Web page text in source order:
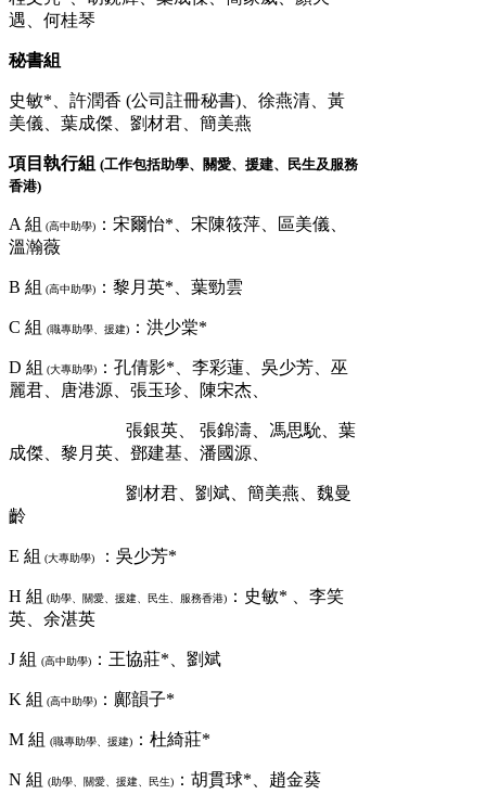
遇、何桂琴
秘書組
史敏*、許潤香 (公司註冊秘書)、徐燕清、黃
美儀、葉成傑、劉材君、簡美燕
項目執行組 (工作包括助學、關愛、援建、民生及服務
香港)
A 組 (高中助學)
：宋爾怡*、宋陳筱萍、區美儀、
溫瀚薇
B 組 (高中助學) ：黎月英*、葉勁雲
C 組 (職專助學、援建) ：洪少棠*
D 組 (大專助學)
：孔倩影*、李彩蓮、吳少芳、巫
麗君、唐港源、張玉珍、陳宋杰、
張銀英、 張錦濤、馮思馻、葉
成傑、黎月英、鄧建基、潘國源、
劉材君、劉斌、簡美燕、魏曼
齡
E 組 (大專助學) ：吳少芳*
H 組 (助學、關愛、援建、民生、服務香港)
：史敏* 、李笑
英、余湛英
J 組 (高中助學) ：王協莊*、劉斌
K 組 (高中助學) ：鄺韻子*
M 組 (職專助學、援建) ：杜綺莊*
N 組 (助學、關愛、援建、民生) ：胡貫球*、趙金葵